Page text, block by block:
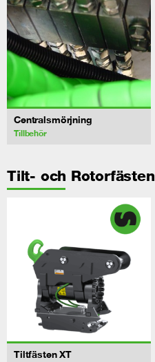
Centralsmörjning
Tillbehör
Tilt- och Rotorfästen
Tiltfästen XT